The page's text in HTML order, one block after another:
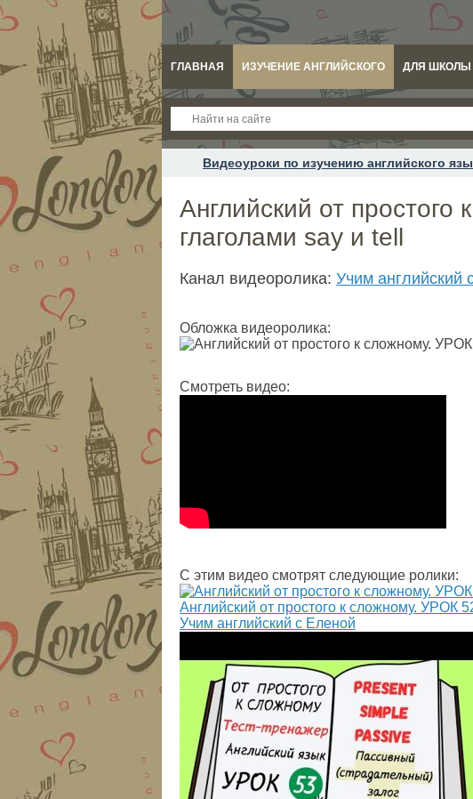
ГЛАВНАЯ ИЗУЧЕНИЕ АНГЛИЙСКОГО ДЛЯ ШКОЛЫ
Видеоуроки по изучению английского
Английский от
глаголами say и tell
Канал видеоролика: Учим английский
Обложка видеоролика:
Смотреть видео:
С этим видео смотрят следующие ролики:
Английский от простого к сложному. УРОК
Учим английский с Еленой